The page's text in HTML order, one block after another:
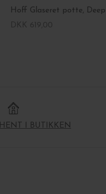
I BUTIKKEN